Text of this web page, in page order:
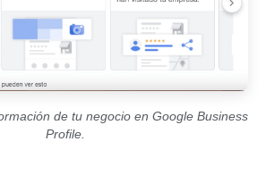
de tu negocio en Google Business
Profile.